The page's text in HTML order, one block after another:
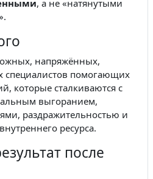
, а не «натянутыми
напряжённых,
специалистов помогающих
которые сталкиваются с
выгоранием,
раздражительностью и
ресурса.
после